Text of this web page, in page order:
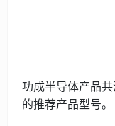
功成半导体产品
的推荐产品型号。